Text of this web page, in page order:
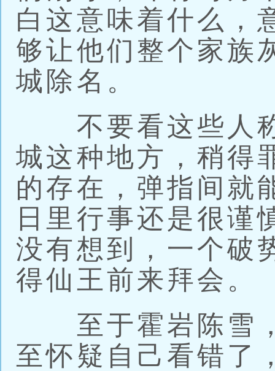
白这意味着什么，
够让他们整个家族
城除名。
不要看这些人称
城这种地方，稍得
的存在，弹指间就
日里行事还是很谨
没有想到，一个破
得仙王前来拜会。
至于霍岩陈雪，
至怀疑自己看错了